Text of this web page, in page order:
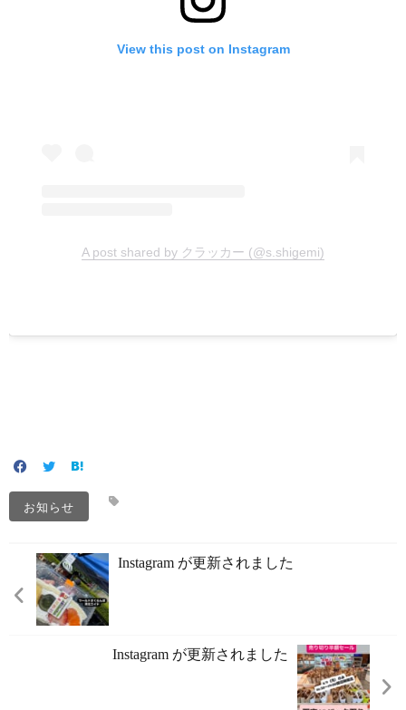
View this post on Instagram
A post shared by クラッカー (@s.shigemi)
お知らせ
Instagram が更新されました
Instagram が更新されました